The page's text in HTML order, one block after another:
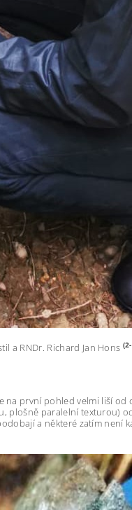
a RNDr. Richard Jan Hons
první pohled velmi liší
paralelní texturou)
a některé zatím není